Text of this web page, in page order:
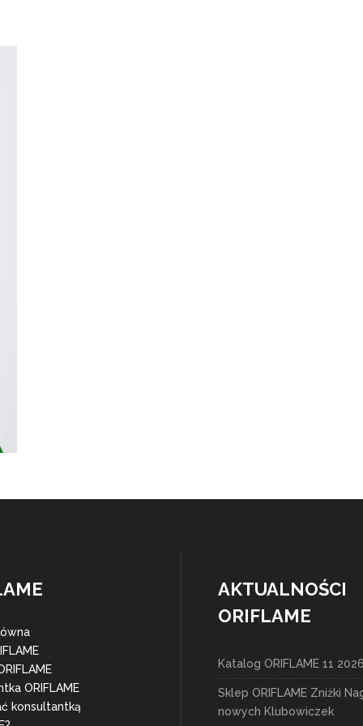
ORIFLAME
konsultantką
AKTUALNOŚCI
ORIFLAME
Katalog ORIFLAME 11
Sklep ORIFLAME Zniżki
nowych Klubowiczek